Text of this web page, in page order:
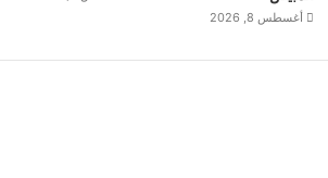
أغسطس 8, 2026